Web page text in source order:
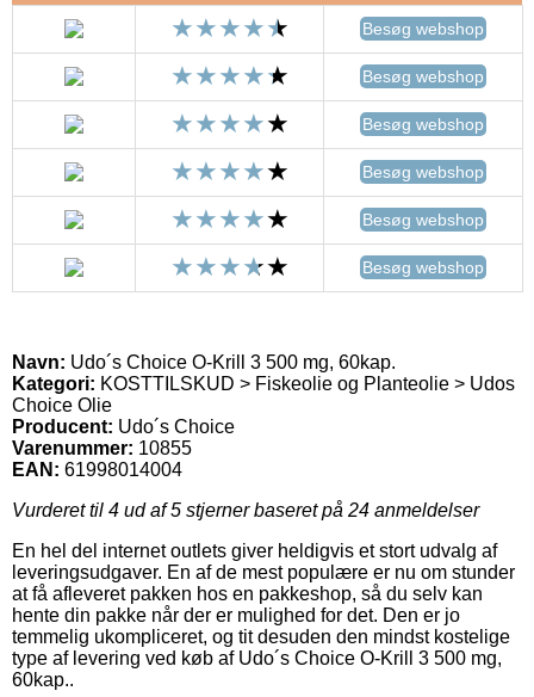
Besøg webshop
Besøg webshop
Besøg webshop
Besøg webshop
Besøg webshop
Besøg webshop
Navn: Udo´s Choice O-Krill 3 500 mg, 60kap.
Kategori: KOSTTILSKUD > Fiskeolie og Planteolie > Udos
Choice Olie
Producent: Udo´s Choice
Varenummer: 10855
EAN: 61998014004
Vurderet til 4 ud af 5 stjerner baseret på 24 anmeldelser
En hel del internet outlets giver heldigvis et stort udvalg af
leveringsudgaver. En af de mest populære er nu om stunder
at få afleveret pakken hos en pakkeshop, så du selv kan
hente din pakke når der er mulighed for det. Den er jo
temmelig ukompliceret, og tit desuden den mindst kostelige
type af levering ved køb af Udo´s Choice O-Krill 3 500 mg,
60kap..